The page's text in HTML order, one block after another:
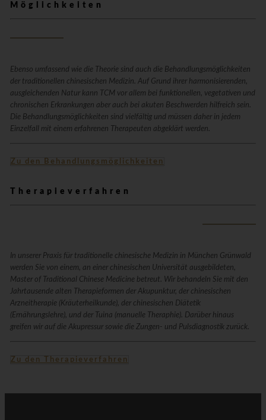
Möglichkeiten
Ebenso umfassend wie die Theorie sind auch die Behandlungsmöglichkeiten
der traditionellen chinesischen Medizin. Auf Grund ihrer harmonisierenden,
ausgleichenden Natur kann TCM vor allem bei funktionellen, vegetativen und
chronischen Erkrankungen aber auch bei akuten Beschwerden hilfreich sein.
Die Behandlungsmöglichkeiten sind vielfältig und müssen daher in jedem
Einzelfall mit einem erfahrenen Therapeuten abgeklärt werden.
Zu den Behandlungsmöglichkeiten
Therapieverfahren
In unserer Praxis für traditionelle chinesische Medizin in München Grünwald
werden Sie von einem, an einer chinesischen Universität ausgebildeten,
Master of Traditional Chinese Medicine betreut. Wir behandeln Sie mit den
Jahrtausende alten Therapieformen der Akupunktur, der chinesischen
Arzneitherapie (Kräuterheilkunde), der chinesischen Diätetik
(Ernährungslehre), und der Tuina (manuelle Theraphie). Darüber hinaus
greifen wir auf die Akupressur sowie die Zungen- und Pulsdiagnostik zurück.
Zu den Therapieverfahren